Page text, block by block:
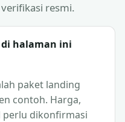
resmi.
halaman ini
paket landing
contoh. Harga,
perlu dikonfirmasi